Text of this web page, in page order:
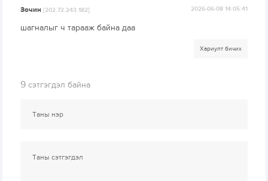
Зочин[202.72.243.182] 2026-06-08 14:05:41
шагналыг ч тарааж байна даа
Хариулт бичих
9 сэтгэгдэл байна